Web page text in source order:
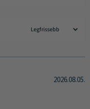
2026.08.05.